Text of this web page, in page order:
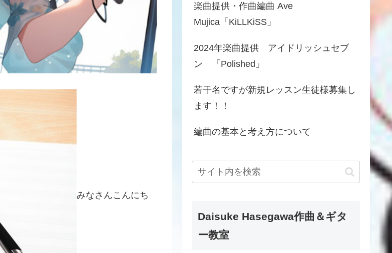
みなさんこんにち
楽曲提供・作曲編曲 Ave
Mujica「KiLLKiSS」
2024年楽曲提供 アイドリッシュセブ
ン 「Polished」
若干名ですが新規レッスン生徒様募集し
ます！！
編曲の基本と考え方について
Daisuke Hasegawa作曲＆ギタ
ー教室